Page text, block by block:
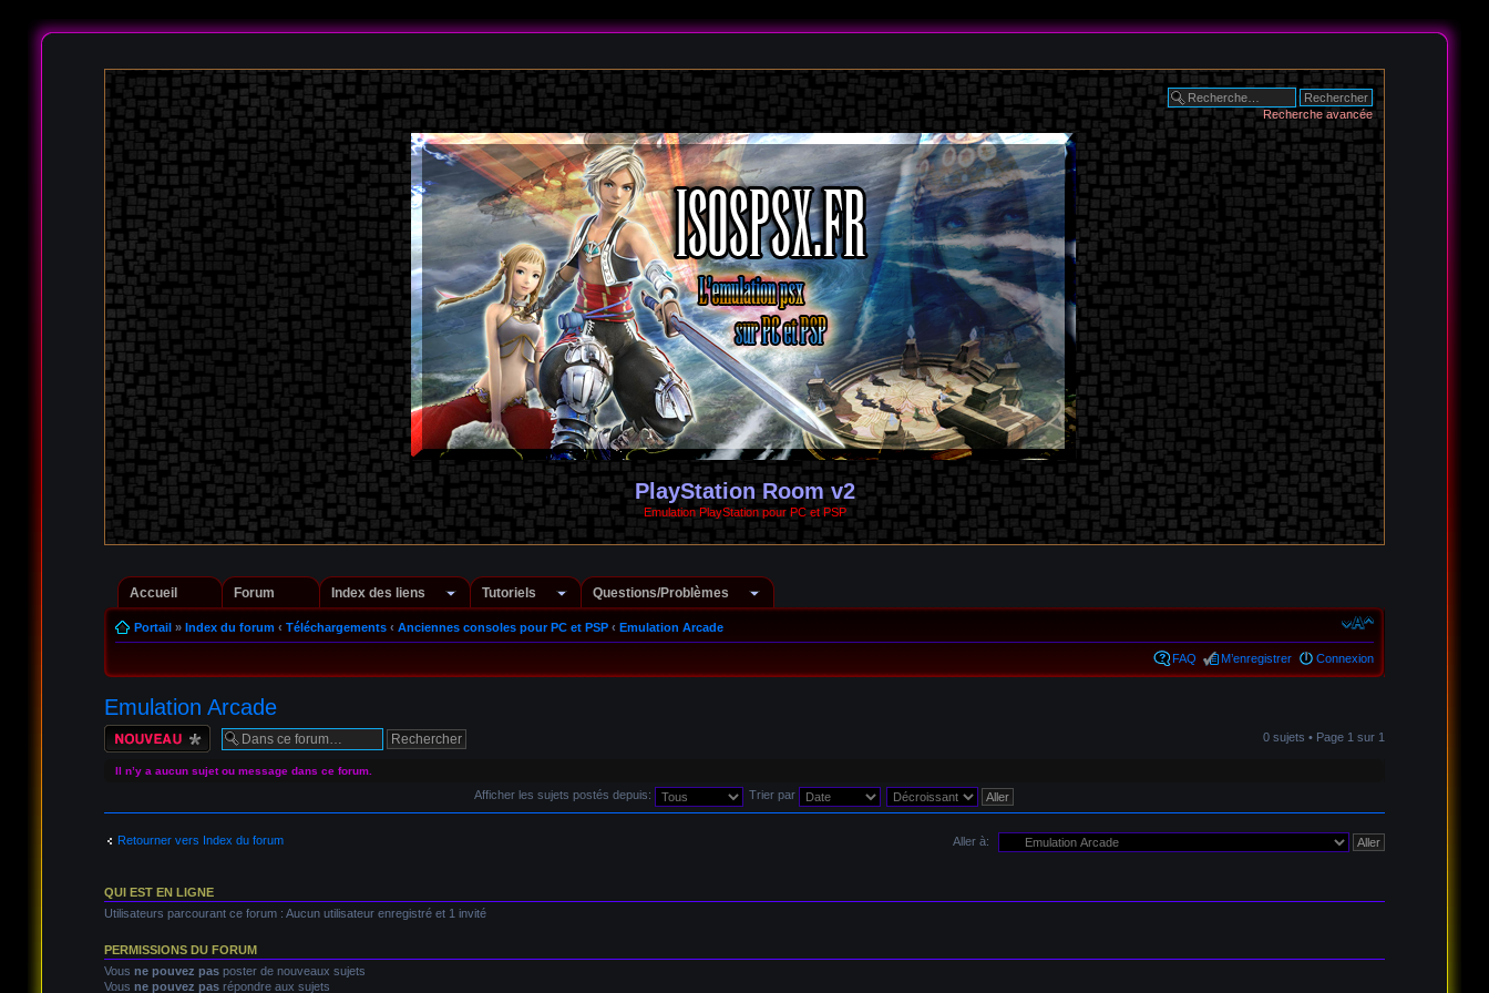
Recherche avancée
PlayStation Room v2
Emulation PlayStation pour PC et PSP
Accueil Forum Index des liens Tutoriels Questions/Problèmes
Portail» Index du forum ‹ Téléchargements ‹ Anciennes consoles pour PC et PSP ‹ Emulation Arcade
FAQ M’enregistrer Connexion
Emulation Arcade
Écrire un nouveau
sujet
0 sujets • Page 1 sur 1
Il n’y a aucun sujet ou message dans ce forum.
Afficher les sujets postés depuis: Trier par
Retourner vers Index du forum Aller à:
QUI EST EN LIGNE
Utilisateurs parcourant ce forum : Aucun utilisateur enregistré et 1 invité
PERMISSIONS DU FORUM
Vous ne pouvez pasposter de nouveaux sujets
Vous ne pouvez pasrépondre aux sujets